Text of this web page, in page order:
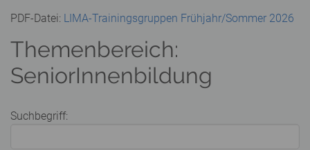
PDF-Datei: LIMA-Trainingsgruppen Frühjahr/Sommer 2026
Themenbereich:
SeniorInnenbildung
Suchbegriff: